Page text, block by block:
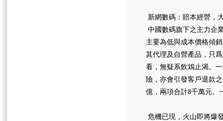
新網數碼：賠本經營，
中國數碼旗下之主力企
主要為低與成本價格傾
其代理及自營產品，只
看，無疑系飲鴆止渴。
險，亦會引發客戶退款
億，兩項合計8千萬元。
危機已現，火山即將爆